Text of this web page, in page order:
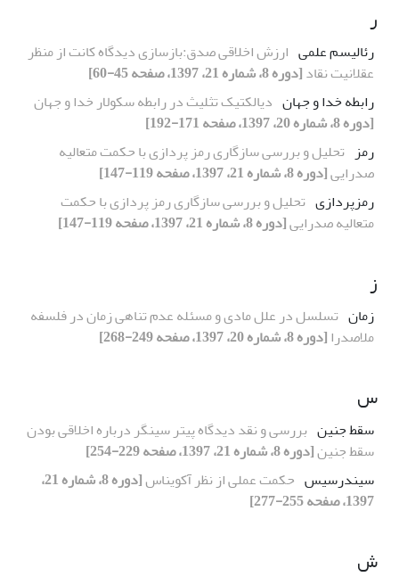
ر
رئالیسم علمی ارزش اخلاقی صدق:بازسازی دیدگاه کانت از منظر
عقلانیت نقاد[دوره 8، شماره 21، 1397، صفحه 45-60]
رابطه خدا و جهان دیالکتیک تثلیث در رابطه سکولار خدا و جهان
[دوره 8، شماره 20، 1397، صفحه 171-192]
رمز تحلیل و بررسی سازگاری رمز پردازی با حکمت متعالیه
صدرایی[دوره 8، شماره 21، 1397، صفحه 119-147]
رمزپردازی تحلیل و بررسی سازگاری رمز پردازی با حکمت
متعالیه صدرایی[دوره 8، شماره 21، 1397، صفحه 119-147]
ز
زمان تسلسل در علل مادی و مسئله عدم تناهی زمان در فلسفه
ملاصدرا[دوره 8، شماره 20، 1397، صفحه 249-268]
س
سقط جنین بررسی و نقد دیدگاه پیتر سینگر درباره اخلاقی بودن
سقط جنین[دوره 8، شماره 21، 1397، صفحه 229-254]
سیندرسیس حکمت عملی از نظر آکویناس
[دوره 8، شماره 21،
1397، صفحه 255-277]
ش